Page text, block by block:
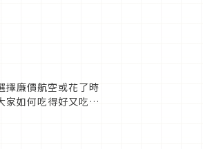
擇廉價航空或花了時
家如何吃得好又吃得